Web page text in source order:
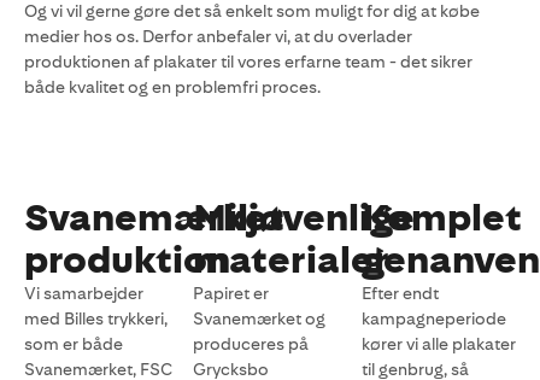
Og vi vil gerne gøre det så enkelt som muligt for dig at købe
medier hos os. Derfor anbefaler vi, at du overlader
produktionen af plakater til vores erfarne team - det sikrer
både kvalitet og en problemfri proces.
Svanemærket
produktion
Vi samarbejder
med Billes trykkeri,
som er både
Svanemærket, FSC
Miljøvenlige
materialer
Papiret er
Svanemærket og
produceres på
Grycksbo
Komplet
Efter endt
kampagneperiode
kører vi alle plakater
til genbrug, så